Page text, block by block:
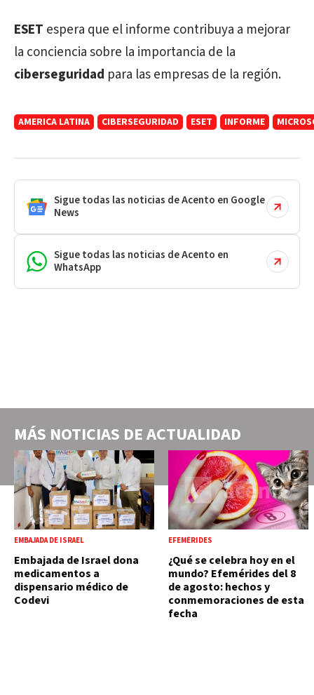
ESET espera que el informe contribuya a mejorar
la conciencia sobre la importancia de la
ciberseguridad para las empresas de la región.
AMERICA LATINA CIBERSEGURIDAD ESET INFORME
Sigue todas las noticias de Acento en Google
News
Sigue todas las noticias de Acento en
WhatsApp
MÁS NOTICIAS DEACTUALIDAD
EMBAJADA DE ISRAEL
Embajada de Israel dona
medicamentos a
dispensario médico de
Codevi
EFEMÉRIDES
¿Qué se celebra hoy en el
mundo? Efemérides del 8
de agosto: hechos y
conmemoraciones de esta
fecha